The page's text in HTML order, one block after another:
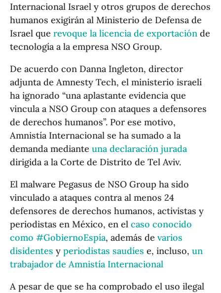
Internacional Israel y otros grupos de derechos
humanos exigirán al Ministerio de Defensa de
Israel querevoque la licencia de exportación de
tecnología a la empresa NSO Group.
De acuerdo con Danna Ingleton, director
adjunta de Amnesty Tech, el ministerio israelí
ha ignorado “una aplastante evidencia que
vincula a NSO Group con ataques a defensores
de derechos humanos”. Por ese motivo,
Amnistía Internacional se ha sumado a la
demanda medianteuna declaración jurada
dirigida a la Corte de Distrito de Tel Aviv.
El malware Pegasus de NSO Group ha sido
vinculado a ataques contra al menos 24
defensores de derechos humanos, activistas y
periodistas en México, en elcaso conocido
como #GobiernoEspía, además devarios
disidentes yperiodistas saudíes e, incluso,un
trabajador de Amnistía Internacional
A pesar de que se ha comprobado el uso ilegal